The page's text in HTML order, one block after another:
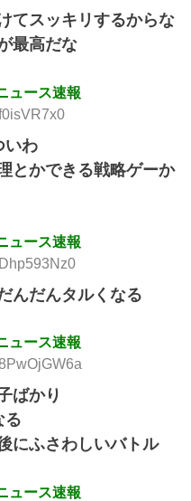
てスッキリするからな
最高だな
ュース速報
いわ
とかできる戦略ゲーか
ュース速報
んだんタルくなる
ュース速報
ばかり
る
にふさわしいバトル
ュース速報